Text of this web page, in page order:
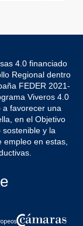
4.0 financiado
Regional dentro
FEDER 2021-
Viveros 4.0
a favorecer una
en el Objetivo
sostenible y la
empleo en estas,